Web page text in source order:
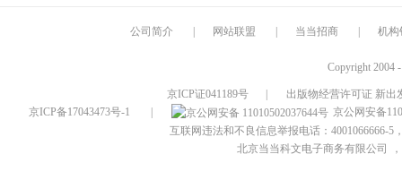
公司简介 网站联盟 当当招商 机构
Copyright 2004
京ICP证041189号
出版物经营许可证 新出
京ICP备17043473号-1
京公网安备
互联网违法和不良信息举报电话：4001066666-5
北京当当科文电子商务有限公司